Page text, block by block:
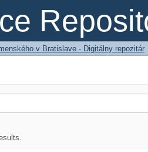
v Bratislave - Digitálny repozitár